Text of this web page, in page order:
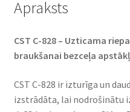
Apraksts
CST C-828 – Uzticama
braukšanai bezceļa
CST C-828 ir izturīga un
izstrādāta, lai nodrošinātu